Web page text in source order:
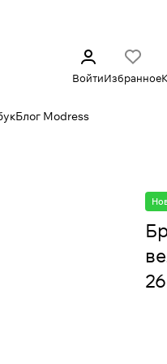
ВойтиИзбранное
Блог Modress